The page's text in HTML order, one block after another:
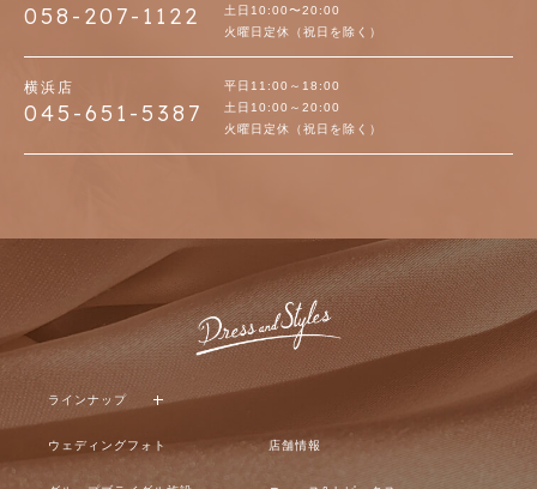
058-207-1122
土日10:00〜20:00
火曜日定休（祝日を除く）
横浜店
045-651-5387
平日11:00～18:00
土日10:00～20:00
火曜日定休（祝日を除く）
ラインナップ
ウェディングフォト 店舗情報